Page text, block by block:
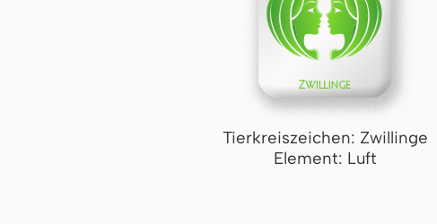
Tierkreiszeichen: Zwillinge
Element: Luft